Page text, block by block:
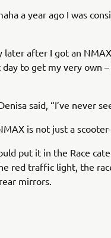
a year ago I was
later after I got an
to get my very own
said, “I’ve never
is not just a
put it in the Race
red traffic light, the
mirrors.